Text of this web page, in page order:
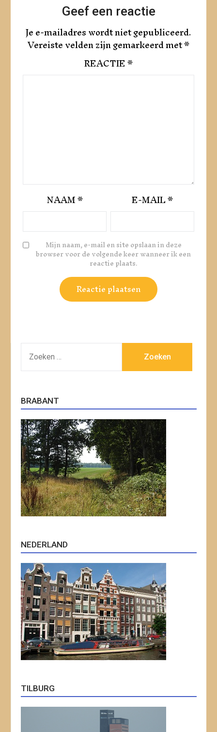
Geef een reactie
Je e-mailadres wordt niet gepubliceerd.
Vereiste velden zijn gemarkeerd met*
REACTIE*
NAAM* E-MAIL*
Mijn naam, e-mail en site opslaan in deze
browser voor de volgende keer wanneer ik een
reactie plaats.
NAAR:
BRABANT
NEDERLAND
TILBURG